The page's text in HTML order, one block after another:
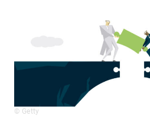
© Getty